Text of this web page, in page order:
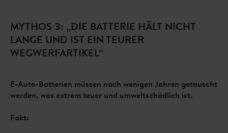
MYTHOS 3: „DIE BATTERIE HÄLT NICHT
LANGE UND IST EIN TEURER
WEGWERFARTIKEL“
E-Auto-Batterien müssen nach wenigen Jahren getauscht
werden, was extrem teuer und umweltschädlich ist.
Fakt: